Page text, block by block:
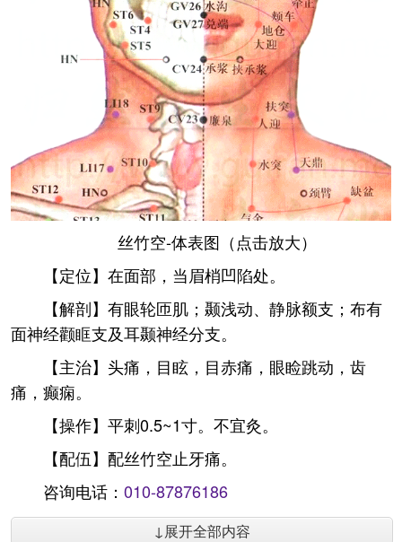
丝竹空-体表图（点击放大）
【定位】在面部，当眉梢凹陷处。
【解剖】有眼轮匝肌；颞浅动、静脉额支；布有
面神经颧眶支及耳颞神经分支。
【主治】头痛，目眩，目赤痛，眼睑跳动，齿
痛，癫痫。
【操作】平刺0.5~1寸。不宜灸。
【配伍】配丝竹空止牙痛。
咨询电话： 010-87876186
↓展开全部内容